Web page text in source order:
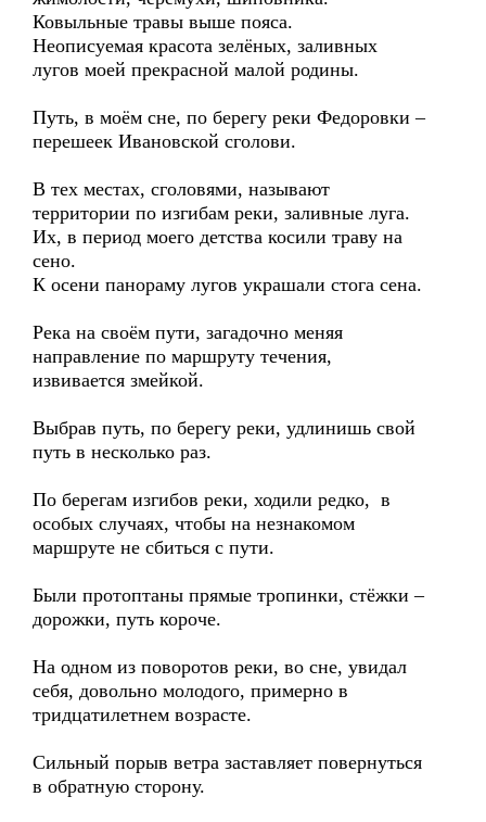
Ковыльные травы выше пояса.
Неописуемая красота зелёных, заливных
лугов моей прекрасной малой родины.
Путь, в моём сне, по берегу реки Федоровки –
перешеек Ивановской сголови.
В тех местах, сголовями, называют
территории по изгибам реки, заливные луга.
Их, в период моего детства косили траву на
сено.
К осени панораму лугов украшали стога сена.
Река на своём пути, загадочно меняя
направление по маршруту течения,
извивается змейкой.
Выбрав путь, по берегу реки, удлинишь свой
путь в несколько раз.
По берегам изгибов реки, ходили редко, в
особых случаях, чтобы на незнакомом
маршруте не сбиться с пути.
Были протоптаны прямые тропинки, стёжки –
дорожки, путь короче.
На одном из поворотов реки, во сне, увидал
себя, довольно молодого, примерно в
тридцатилетнем возрасте.
Сильный порыв ветра заставляет повернуться
в обратную сторону.